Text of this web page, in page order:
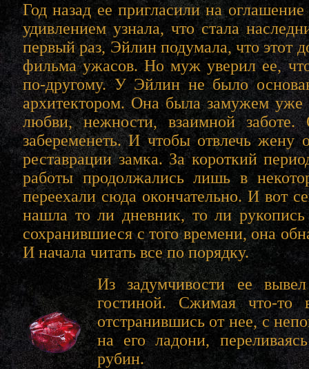
Год назад ее пригласили на
удивлением узнала, что стала
первый раз, Эйлин подумала, что этот
фильма ужасов. Но муж уверил ее, что
по-другому. У Эйлин не было
архитектором. Она была замужем уже
любви, нежности, взаимной
забеременеть. И чтобы отвлечь
реставрации замка. За короткий
работы продолжались лишь в
переехали сюда окончательно. И вот
нашла то ли дневник, то ли
сохранившиеся с того времени, она
И начала читать все по порядку.
Из задумчивости ее
гостиной. Сжимая что-то
отстранившись от нее, с
на его ладони,
рубин.